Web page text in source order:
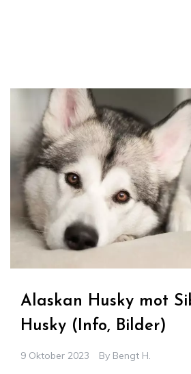
Alaskan Husky mot
Husky (Info, Bilder)
9 Oktober 2023 By Bengt H.